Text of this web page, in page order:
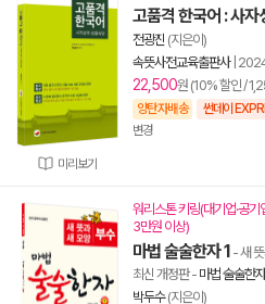
미리보기
고품격 한국어 : 사자
전광진 (지은이)
속뜻사전교육출판사|
22,500원 (10% 할인 /
양탄자배송 썬데이
변경
워리스톤 키링(대기업·공기
3만원 이상)
마법 술술한자 1 - 새
최신 개정판- 마법 술술한
박두수(지은이)